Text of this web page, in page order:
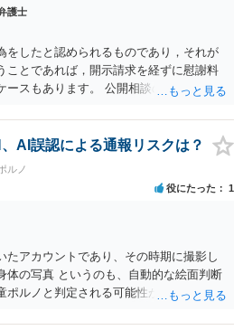
当該十六歳未満の者と面会をした者は、
下の罰金に処する。
護士
をしたと認められるものであり，それが
ことであれば，開示請求を経ずに慰謝料
ースもあります。 公開相談の場では回答
しょう。
AI誤認による通報リスクは？
ルノ
役にたった 1
たアカウントであり、その時期に撮影し
体の写真 というのも、自動的な絵面判断
ポルノと判定される可能性があります。